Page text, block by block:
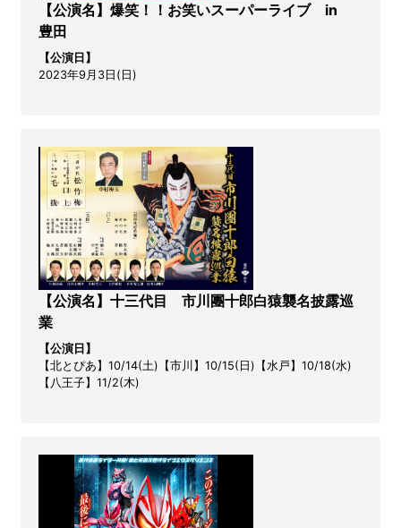
【公演名】爆笑！！お笑いスーパーライブ in
豊田
【公演日】
2023年9月3日(日)
【公演名】十三代目 市川團十郎白猿襲名披露巡
業
【公演日】
【北とぴあ】10/14(土)【市川】10/15(日)【水戸】10/18(水)
【八王子】11/2(木)